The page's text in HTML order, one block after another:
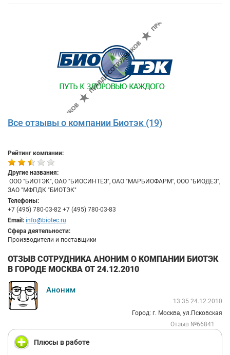
Все отзывы о компании Биотэк (19)
Рейтинг компании:
Другие названия:
​ ООО "БИОТЭК", ОАО "БИОСИНТЕЗ", ОАО "МАРБИОФАРМ", ООО "БИОДЕЗ",
ЗАО "МФПДК "БИОТЭК"
Телефоны:
+7 (495) 780-03-82 +7 (495) 780-03-83
Email: info@biotec.ru
Сфера деятельности:
Производители и поставщики
ОТЗЫВ СОТРУДНИКА АНОНИМ О КОМПАНИИ БИОТЭК
В ГОРОДЕ МОСКВА ОТ 24.12.2010
Аноним
13:35 24.12.2010
Город: г. Москва, ул.Псковская
Отзыв №66841
Плюсы в работе